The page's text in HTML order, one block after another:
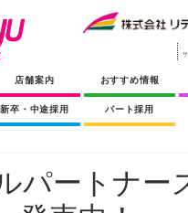
店舗案内 おすすめ情報
新卒・中途採用 パート採用
パートナー